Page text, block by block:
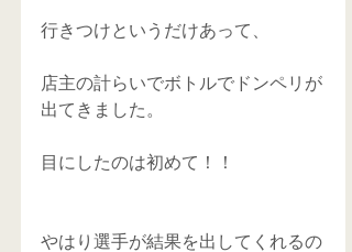
行きつけというだけあって、
店主の計らいでボトルでドンペリが
出てきました。
目にしたのは初めて！！
やはり選手が結果を出してくれるの